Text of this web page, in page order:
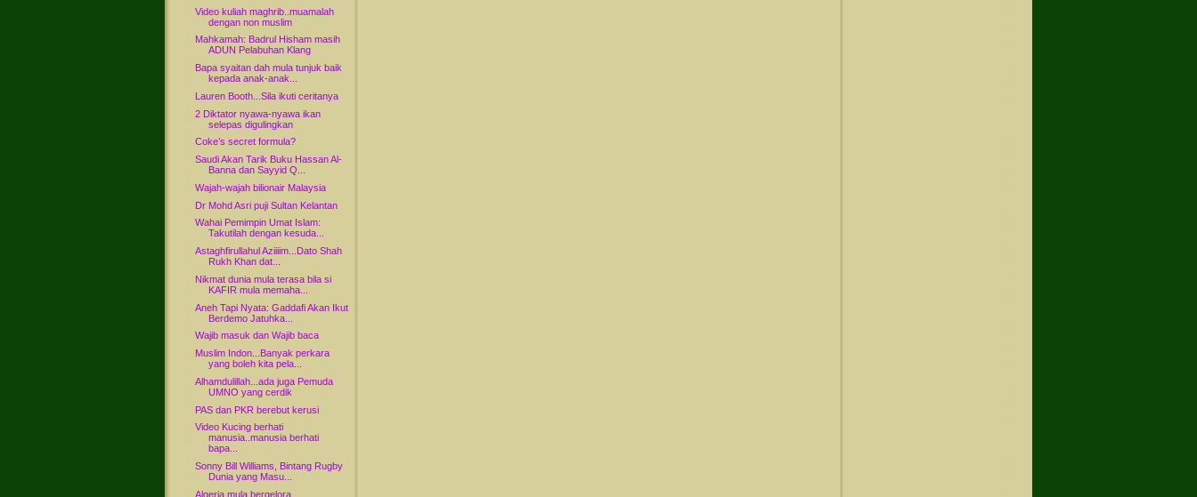
Video kuliah maghrib..muamalah
dengan non muslim
Mahkamah: Badrul Hisham masih
ADUN Pelabuhan Klang
Bapa syaitan dah mula tunjuk baik
kepada anak-anak...
Lauren Booth...Sila ikuti ceritanya
2 Diktator nyawa-nyawa ikan
selepas digulingkan
Coke’s secret formula?
Saudi Akan Tarik Buku Hassan Al-
Banna dan Sayyid Q...
Wajah-wajah bilionair Malaysia
Dr Mohd Asri puji Sultan Kelantan
Wahai Pemimpin Umat Islam:
Takutilah dengan kesuda...
Astaghfirullahul Aziiiim...Dato Shah
Rukh Khan dat...
Nikmat dunia mula terasa bila si
KAFIR mula memaha...
Aneh Tapi Nyata: Gaddafi Akan Ikut
Berdemo Jatuhka...
Wajib masuk dan Wajib baca
Muslim Indon...Banyak perkara
yang boleh kita pela...
Alhamdulillah...ada juga Pemuda
UMNO yang cerdik
PAS dan PKR berebut kerusi
Video Kucing berhati
manusia..manusia berhati
bapa...
Sonny Bill Williams, Bintang Rugby
Dunia yang Masu...
Algeria mula bergelora